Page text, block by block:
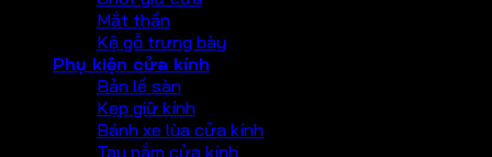
Mắt thần
Kệ gỗ trưng bày
Phụ kiện cửa kính
Bản lề sàn
Kẹp giữ kính
Bánh xe lùa cửa kính
Tay nắm cửa kính